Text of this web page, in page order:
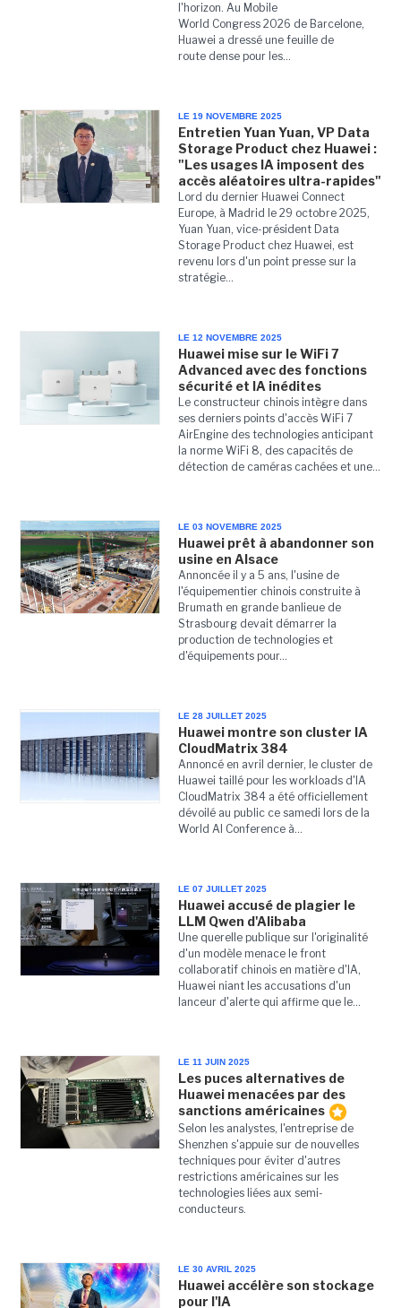
l'horizon. Au Mobile
World Congress 2026 de Barcelone,
Huawei a dressé une feuille de
route dense pour les...
LE 19 NOVEMBRE 2025
Entretien Yuan Yuan, VP Data
Storage Product chez Huawei :
"Les usages IA imposent des
accès aléatoires ultra-rapides"
Lord du dernier Huawei Connect
Europe, à Madrid le 29 octobre 2025,
Yuan Yuan, vice-président Data
Storage Product chez Huawei, est
revenu lors d'un point presse sur la
stratégie...
LE 12 NOVEMBRE 2025
Huawei mise sur le WiFi 7
Advanced avec des fonctions
sécurité et IA inédites
Le constructeur chinois intègre dans
ses derniers points d'accès WiFi 7
AirEngine des technologies anticipant
la norme WiFi 8, des capacités de
détection de caméras cachées et une...
LE 03 NOVEMBRE 2025
Huawei prêt à abandonner son
usine en Alsace
Annoncée il y a 5 ans, l'usine de
l'équipementier chinois construite à
Brumath en grande banlieue de
Strasbourg devait démarrer la
production de technologies et
d'équipements pour...
LE 28 JUILLET 2025
Huawei montre son cluster IA
CloudMatrix 384
Annoncé en avril dernier, le cluster de
Huawei taillé pour les workloads d'IA
CloudMatrix 384 a été officiellement
dévoilé au public ce samedi lors de la
World AI Conference à...
LE 07 JUILLET 2025
Huawei accusé de plagier le
LLM Qwen d'Alibaba
Une querelle publique sur l'originalité
d'un modèle menace le front
collaboratif chinois en matière d'IA,
Huawei niant les accusations d'un
lanceur d'alerte qui affirme que le...
LE 11 JUIN 2025
Les puces alternatives de
Huawei menacées par des
sanctions américaines
Selon les analystes, l'entreprise de
Shenzhen s'appuie sur de nouvelles
techniques pour éviter d'autres
restrictions américaines sur les
technologies liées aux semi-
conducteurs.
LE 30 AVRIL 2025
Huawei accélère son stockage
pour l'IA